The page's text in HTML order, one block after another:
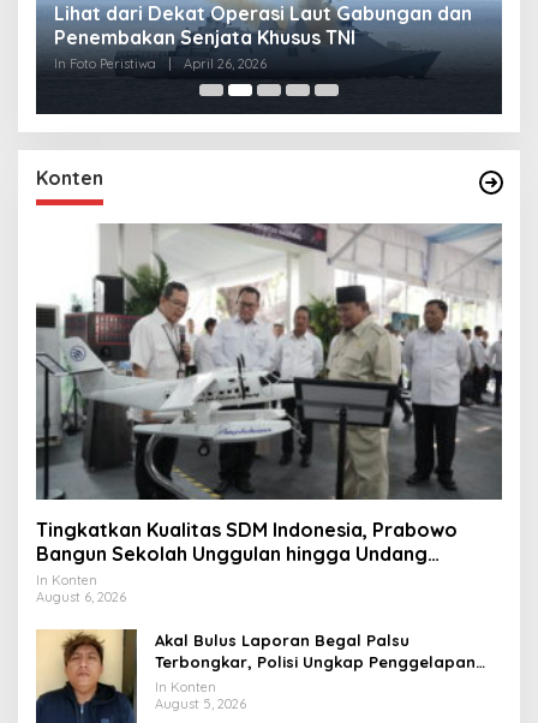
Lihat dari Dekat Operasi Laut Gabungan dan
Penembakan Senjata Khusus TNI
In Foto Peristiwa April 26, 2026
Konten
Tingkatkan Kualitas SDM Indonesia, Prabowo
Bangun Sekolah Unggulan hingga Undang
Universitas Terbaik Dunia
In Konten
August 6, 2026
Akal Bulus Laporan Begal Palsu
Terbongkar, Polisi Ungkap Penggelapan
Uang Perusahaan untuk Crypto
In Konten
August 5, 2026